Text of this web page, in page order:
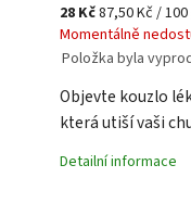
28 Kč87,50 Kč / 100
Momentálně
Položka byla
Objevte kouzlo
která utiší vaši
Detailní informace